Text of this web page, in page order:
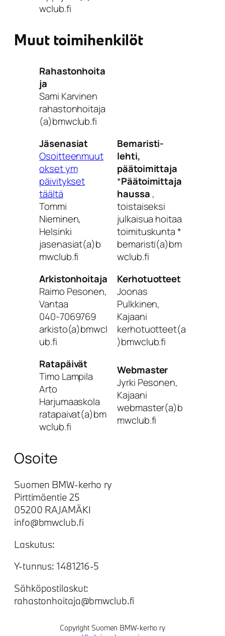
wclub.fi
Muut toimihenkilöt
Rahastonhoita
ja
Sami Karvinen
rahastonhoitaja
(a)bmwclub.fi
Jäsenasiat
Osoitteenmuut
okset ym
päivitykset
täältä
Tommi
Nieminen,
Helsinki
jasenasiat(a)b
mwclub.fi
Bemaristi-
lehti,
päätoimittaja
*Päätoimittaja
haussa ,
toistaiseksi
julkaisua hoitaa
toimituskunta *
bemaristi(a)bm
wclub.fi
Arkistonhoitaja
Raimo Pesonen,
Vantaa
040-7069769
arkisto(a)bmwcl
ub.fi
Kerhotuotteet
Joonas
Pulkkinen,
Kajaani
kerhotuotteet(a
)bmwclub.fi
Ratapäivät
Timo Lampila
Arto
Harjumaaskola
ratapaivat(a)bm
wclub.fi
Webmaster
Jyrki Pesonen,
Kajaani
webmaster(a)b
mwclub.fi
Osoite
Suomen BMW-kerho ry
Pirttimäentie 25
05200 RAJAMÄKI
info@bmwclub.fi
Laskutus:
Y-tunnus: 1481216-5
Sähköpostilaskut:
rahastonhoitaja@bmwclub.fi
Copyright Suomen BMW-kerho ry